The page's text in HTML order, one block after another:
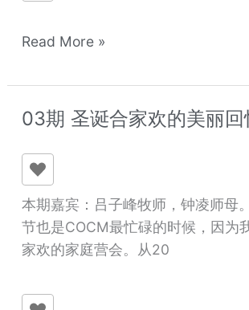
Read More »
03期 圣诞合家欢的美丽回
本期嘉宾：吕子峰牧师，钟凌师母
节也是COCM最忙碌的时候，因为
家欢的家庭营会。从20
03
圣
诞
合
家
欢
美